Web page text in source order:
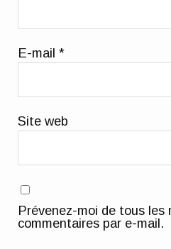
E-mail*
Site web
Prévenez-moi de tous les
commentaires par e-mail.